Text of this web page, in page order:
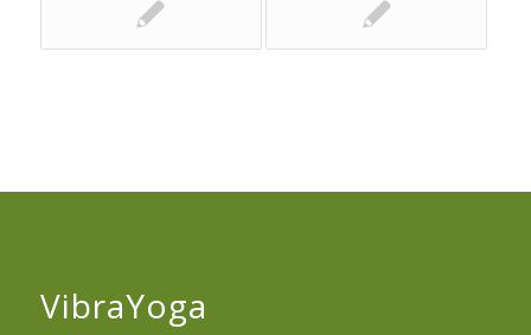
VibraYoga